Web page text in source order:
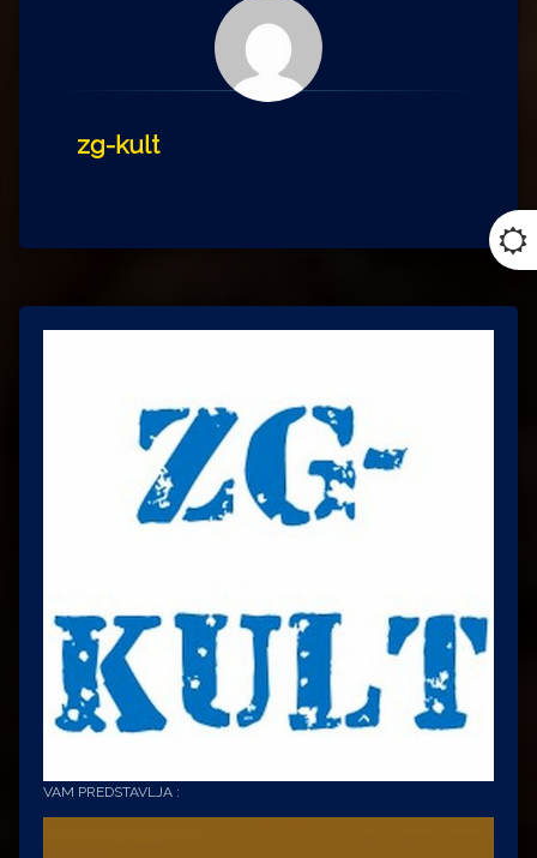
zg-kult
VAM PREDSTAVLJA :